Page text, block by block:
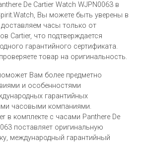
De Cartier Watch WJPN0063 в
Вы можете быть уверены в
часы только от
Cartier, что подтверждается
гарантийного сертификата.
товар на оригинальность.
Вам более предметно
и особенностями
гарантийных
часовыми компаниями.
в комплекте с часами Panthere De
поставляет оригинальную
международный гарантийный